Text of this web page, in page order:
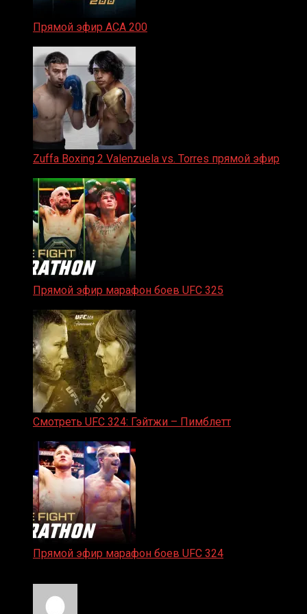
Прямой эфир ACA 200
Zuffa Boxing 2 Valenzuela vs. Torres прямой эфир
Прямой эфир марафон боев UFC 325
Смотреть UFC 324: Гэйтжи – Пимблетт
Прямой эфир марафон боев UFC 324